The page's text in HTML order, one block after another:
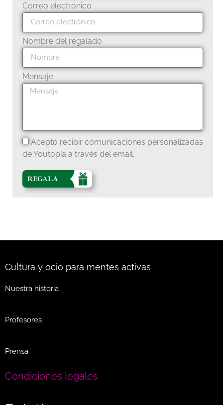
Correo electrónico
Nombre del regalado
Mensaje
Acepto recibir comunicaciones personalizadas
de Youtopía a través del email.
REGALA
Cultura y ocio para mentes activas
Nuestra historia
Profesores
Prensa
Condiciones legales